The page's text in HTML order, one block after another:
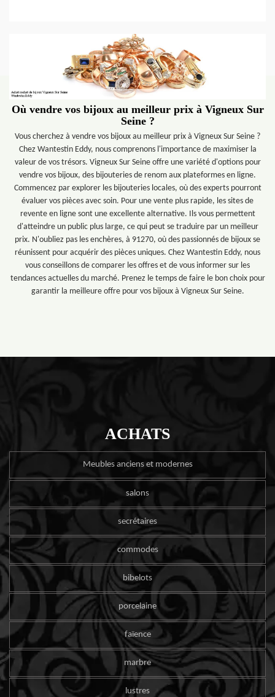
Où vendre vos bijoux au meilleur prix à Vigneux Sur
Seine ?
Vous cherchez à vendre vos bijoux au meilleur prix à Vigneux Sur Seine ?
Chez Wantestin Eddy, nous comprenons l'importance de maximiser la
valeur de vos trésors. Vigneux Sur Seine offre une variété d'options pour
vendre vos bijoux, des bijouteries de renom aux plateformes en ligne.
Commencez par explorer les bijouteries locales, où des experts pourront
évaluer vos pièces avec soin. Pour une vente plus rapide, les sites de
revente en ligne sont une excellente alternative. Ils vous permettent
d'atteindre un public plus large, ce qui peut se traduire par un meilleur
prix. N'oubliez pas les enchères, à 91270, où des passionnés de bijoux se
réunissent pour acquérir des pièces uniques. Chez Wantestin Eddy, nous
vous conseillons de comparer les offres et de vous informer sur les
tendances actuelles du marché. Prenez le temps de faire le bon choix pour
garantir la meilleure offre pour vos bijoux à Vigneux Sur Seine.
ACHATS
Meubles anciens et modernes
salons
secrétaires
commodes
bibelots
porcelaine
faïence
marbre
lustres